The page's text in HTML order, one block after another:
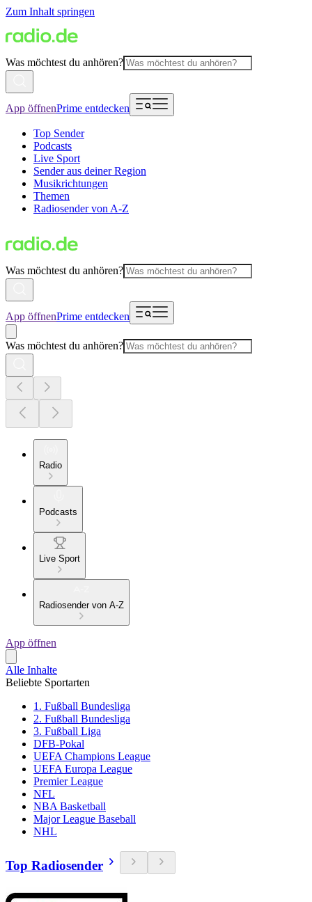
Zum Inhalt springen
Was möchtest du anhören?
App öffnenPrime entdecken
Top Sender
Podcasts
Live Sport
Sender aus deiner Region
Musikrichtungen
Themen
Radiosender von A-Z
Was möchtest du anhören?
App öffnenPrime entdecken
Was möchtest du anhören?
Radio
Podcasts
Live Sport
Radiosender von A-Z
App öffnen
Alle Inhalte
Beliebte Sportarten
1. Fußball Bundesliga
2. Fußball Bundesliga
3. Fußball Liga
DFB-Pokal
UEFA Champions League
UEFA Europa League
Premier League
NFL
NBA Basketball
Major League Baseball
NHL
Top Radiosender